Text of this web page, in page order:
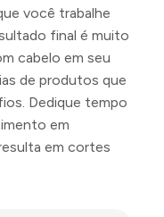
você trabalhe
final é muito
cabelo em seu
de produtos que
Dedique tempo
em
em cortes